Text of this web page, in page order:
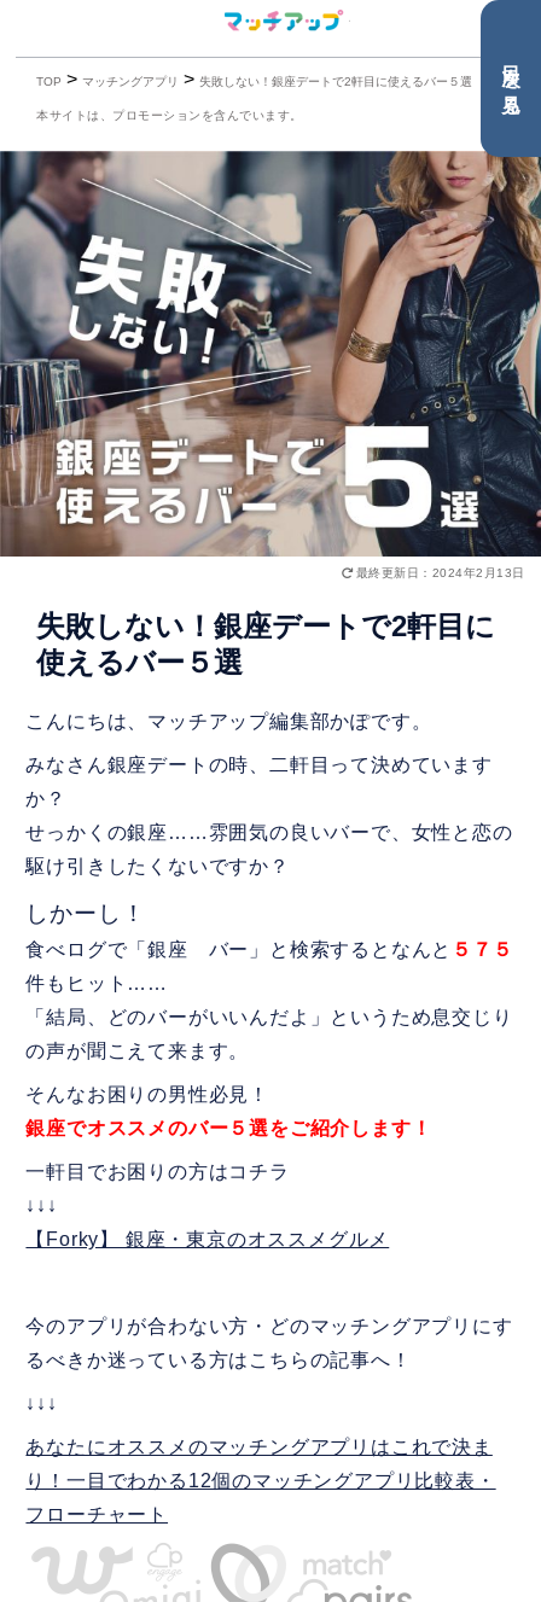
TOP >マッチングアプリ >失敗しない！銀座デートで2軒目に使えるバー５選
本サイトは、プロモーションを含んでいます。
最終更新日：2024年2月13日
失敗しない！銀座デートで2軒目に
使えるバー５選
目次を見る
こんにちは、マッチアップ編集部かぽです。
みなさん銀座デートの時、二軒目って決めています
か？
せっかくの銀座……雰囲気の良いバーで、女性と恋の
駆け引きしたくないですか？
しかーし！
食べログで「銀座 バー」と検索するとなんと ５７５
件もヒット……
「結局、どのバーがいいんだよ」というため息交じり
の声が聞こえて来ます。
そんなお困りの男性必見！
銀座でオススメのバー５選をご紹介します！
一軒目でお困りの方はコチラ
↓↓↓
【Forky】 銀座・東京のオススメグルメ
今のアプリが合わない方・どのマッチングアプリにす
るべきか迷っている方はこちらの記事へ！
↓↓↓
あなたにオススメのマッチングアプリはこれで決ま
り！一目でわかる12個のマッチングアプリ比較表・
フローチャート